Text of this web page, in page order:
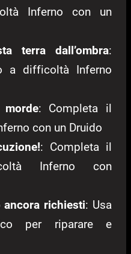
Inferno con un
terra dall’ombra:
a difficoltà Inferno
: Completa il
con un Druido
: Completa il
Inferno con
richiesti: Usa
per riparare e